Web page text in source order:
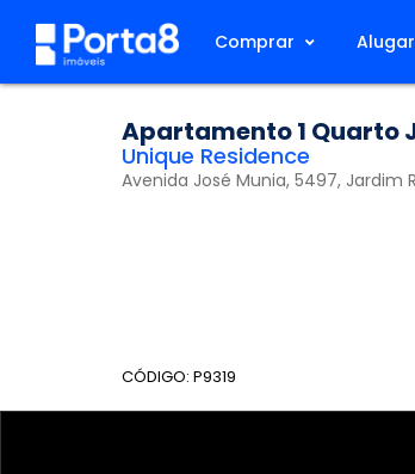
Comprar Alugar
Apartamento 1 Quarto
Unique Residence
Avenida José Munia, 5497, Jardim
CÓDIGO: P9319